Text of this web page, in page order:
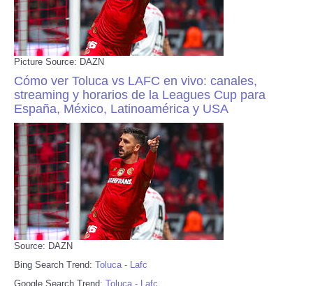
Picture Source: DAZN
Cómo ver Toluca vs LAFC en vivo: canales,
streaming y horarios de la Leagues Cup para
España, México, Latinoamérica y USA
Source: DAZN
Bing Search Trend: Toluca - Lafc
Google Search Trend: Toluca - Lafc